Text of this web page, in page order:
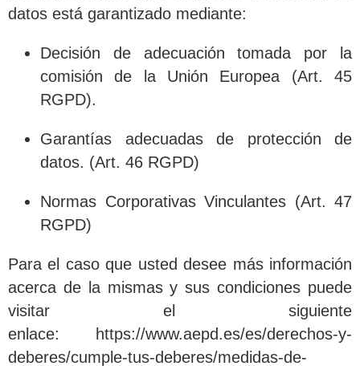
datos está garantizado mediante:
Decisión de adecuación tomada por la
comisión de la Unión Europea (Art. 45
RGPD).
Garantías adecuadas de protección de
datos. (Art. 46 RGPD)
Normas Corporativas Vinculantes (Art. 47
RGPD)
Para el caso que usted desee más información
acerca de la mismas y sus condiciones puede
visitar el siguiente
enlace: https://www.aepd.es/es/derechos-y-
deberes/cumple-tus-deberes/medidas-de-